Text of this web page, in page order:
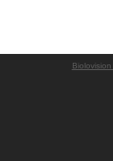
Biolovision